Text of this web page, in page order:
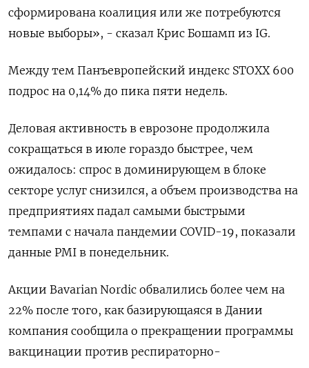
сформирована коалиция или же потребуются
новые выборы», - сказал Крис Бошамп из IG.
Между тем Панъевропейский индекс STOXX 600
подрос на 0,14% до пика пяти недель.
Деловая активность в еврозоне продолжила
сокращаться в июле гораздо быстрее, чем
ожидалось: спрос в доминирующем в блоке
секторе услуг снизился, а объем производства на
предприятиях падал самыми быстрыми
темпами с начала пандемии COVID-19, показали
данные PMI в понедельник.
Акции Bavarian Nordic обвалились более чем на
22% после того, как базирующаяся в Дании
компания сообщила о прекращении программы
вакцинации против респираторно-